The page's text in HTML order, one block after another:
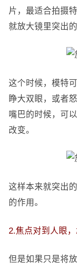
片，最适合拍摄
就放大镜里突出
这个时候，模特
睁大双眼，或者
嘴巴的时候，可
改变。
这样本来就突出
的作用。
2.焦点对到人眼
但是如果只是将